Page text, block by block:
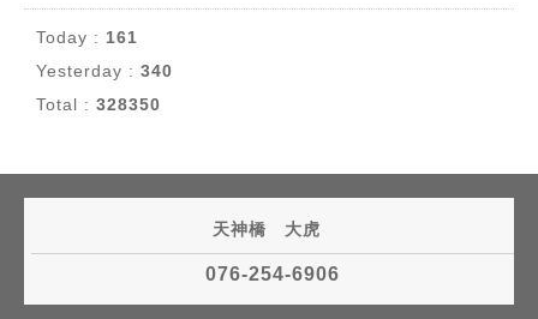
Today : 161
Yesterday : 340
Total : 328350
天神橋 大虎
076-254-6906